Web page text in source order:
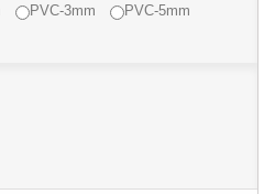
PVC-3mm
PVC-5mm